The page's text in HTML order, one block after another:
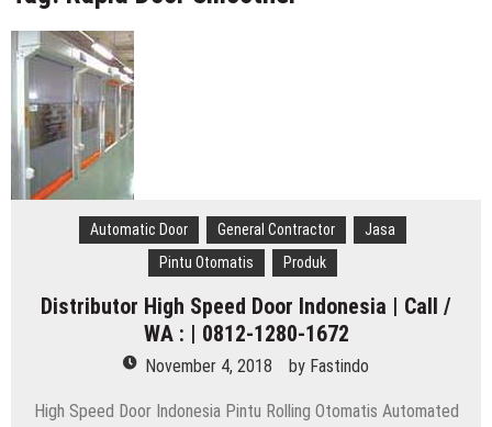
Indonesia
Distributor Hepa Filter Rumah Sakit
Hepa Filter Ruang Operasi
Harga High Speed Roller Door Indonesia
Painting Booth System | Call 0817.7984.4597
Distributor High Speed Door Indonesia | Call / WA : |
0812-1280-1672
Harga Filter Hepa untuk Rumah Sakit | Call : | 0812-
Automatic Door General Contractor
Jasa
Pintu Otomatis
Produk
Distributor High Speed Door Indonesia | Call /
WA : | 0812-1280-1672
November 4, 2018 by Fastindo
High Speed Door Indonesia Pintu Rolling Otomatis Automated